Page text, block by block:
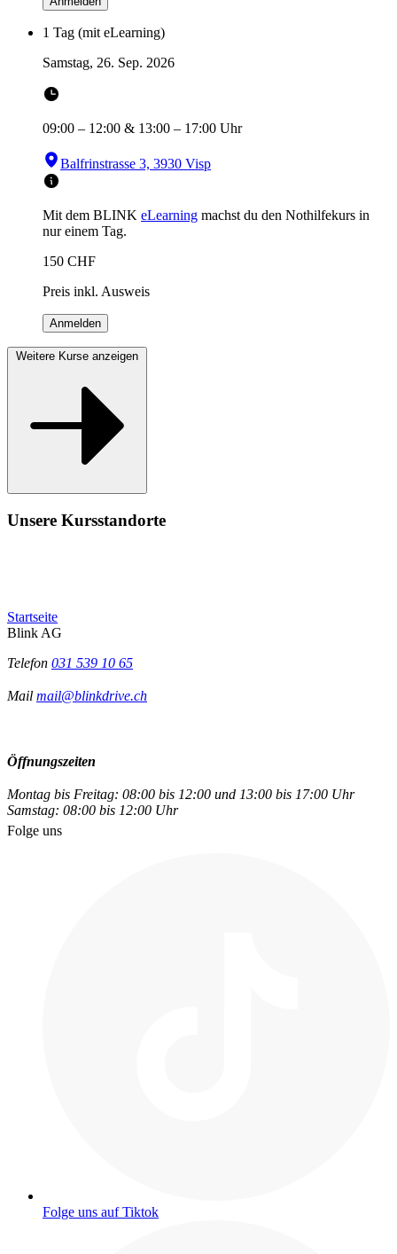
1 Tag (mit eLearning)
Samstag, 26. Sep. 2026
09:00 – 12:00 & 13:00 – 17:00 Uhr
Balfrinstrasse 3, 3930 Visp
Mit dem BLINK eLearning machst du den Nothilfekurs in
nur einem Tag.
150 CHF
Preis inkl. Ausweis
Anmelden
Weitere Kurse anzeigen
Unsere Kursstandorte
Startseite
Blink AG
Telefon 031 539 10 65
Mail mail@blinkdrive.ch
Öffnungszeiten
Montag bis Freitag: 08:00 bis 12:00 und 13:00 bis 17:00 Uhr
Samstag: 08:00 bis 12:00 Uhr
Folge uns
Folge uns auf Tiktok